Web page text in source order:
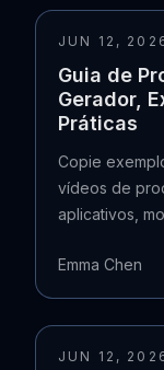
JUN 12,
Guia de
Gerador,
Práticas
Copie
vídeos de
aplicativos,
Emma Chen
JUN 12,